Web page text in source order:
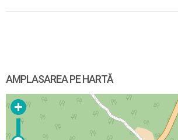
AMPLASAREA PE HARTĂ